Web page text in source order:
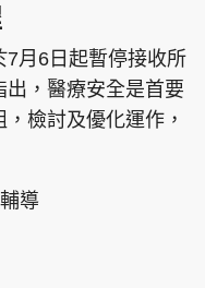
7月6日起暫停接收所
，醫療安全是首要
檢討及優化運作，
導